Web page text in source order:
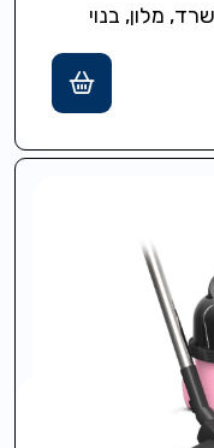
מלון, בנוי